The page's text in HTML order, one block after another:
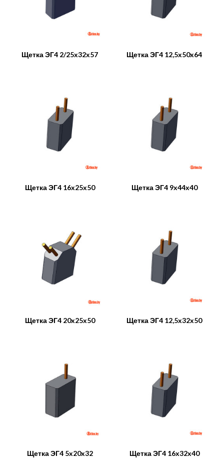
Щетка ЭГ4 2/25x32x57 Щетка ЭГ4 12,5x50x64
Щетка ЭГ4 16x25x50 Щетка ЭГ4 9x44x40
Щетка ЭГ4 20x25x50 Щетка ЭГ4 12,5x32x50
Щетка ЭГ4 5x20x32 Щетка ЭГ4 16x32x40